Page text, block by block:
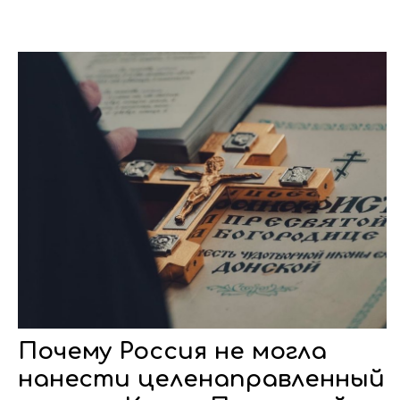
Почему Россия не могла
нанести целенаправленный